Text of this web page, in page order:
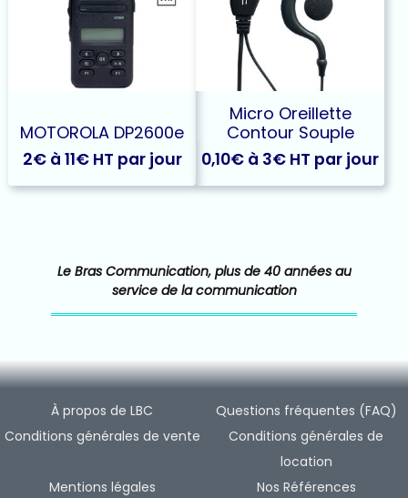
MOTOROLA DP2600e
2€ à 11€ HT par jour
Ce
variations.
Les
peuvent
choisies
sur
page
du
Micro Oreillette
Contour Souple
0,10€ à 3€ HT par jour
Le Bras Communication, plus de 40 années au
service de la communication
À propos de LBC
Questions fréquentes (FAQ)
Conditions générales de vente
Conditions générales de
location
Mentions légales
Nos Références